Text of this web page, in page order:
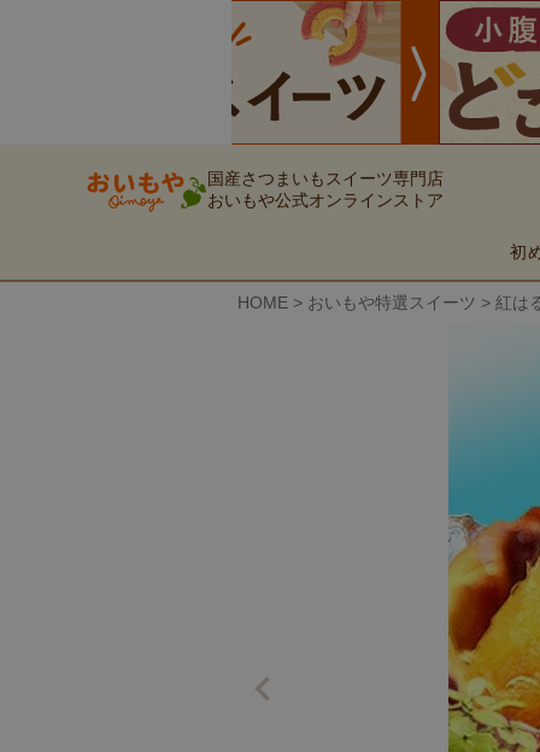
国産さつまいもスイーツ専門店
おいもや公式オンラインストア
初
HOME おいもや特選スイーツ 紅は